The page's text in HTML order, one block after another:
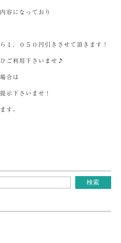
容になっており
１，０５０円引きさせて頂きます！
ご利用下さいませ♪
合は
示下さいませ！
す。